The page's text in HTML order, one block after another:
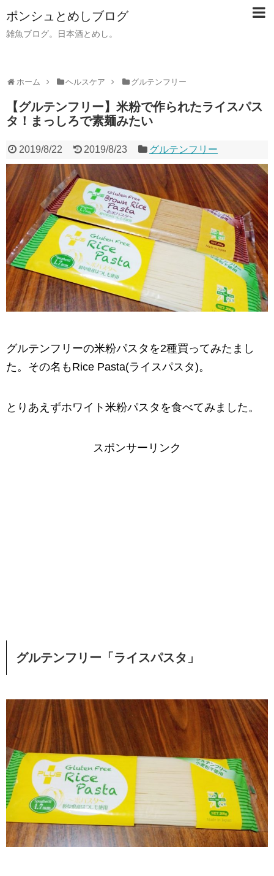
ポンシュとめしブログ
雑魚ブログ。日本酒とめし。
ホーム ヘルスケア グルテンフリー
【グルテンフリー】米粉で作られたライスパス
タ！まっしろで素麺みたい
2019/8/22 2019/8/23 グルテンフリー
グルテンフリーの米粉パスタを2種買ってみたまし
た。その名もRice Pasta(ライスパスタ)。
とりあえずホワイト米粉パスタを食べてみました。
スポンサーリンク
グルテンフリー「ライスパスタ」